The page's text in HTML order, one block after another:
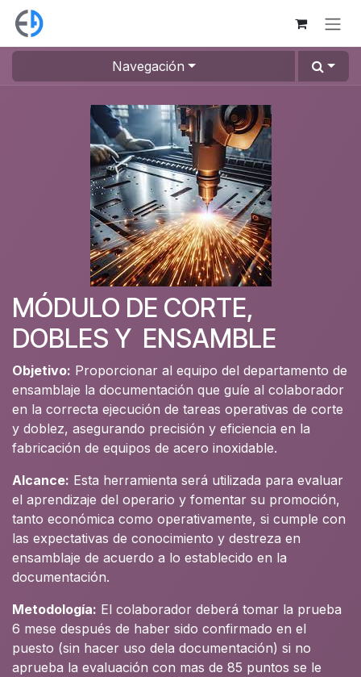
Ir al contenido
Navegación
MÓDULO DE CORTE,
DOBLES Y ENSAMBLE
Objetivo: Proporcionar al equipo del departamento de
ensamblaje la documentación que guíe al colaborador
en la correcta ejecución de tareas operativas de corte
y doblez, asegurando precisión y eficiencia en la
fabricación de equipos de acero inoxidable.
Alcance: Esta herramienta será utilizada para evaluar
el aprendizaje del operario y fomentar su promoción,
tanto económica como operativamente, si cumple con
las expectativas de conocimiento y destreza en
ensamblaje de acuerdo a lo establecido en la
documentación.
Metodología: El colaborador deberá tomar la prueba
6 mese después de haber sido confirmado en el
puesto (sin hacer uso dela documentación) si no
aprueba la evaluación con mas de 85 puntos se le